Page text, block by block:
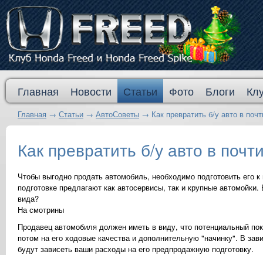
Главная Новости Статьи Фото Блоги
Главная → Статьи → АвтоСоветы → Как превратить б/у авто в
Как превратить б/у авто в
Чтобы выгодно продать автомобиль, необходимо подготовить
подготовке предлагают как автосервисы, так и крупные
вида?
На смотрины
Продавец автомобиля должен иметь в виду, что потенциальный
потом на его ходовые качества и дополнительную "начинку". В
будут зависеть ваши расходы на его предпродажную подготовку.